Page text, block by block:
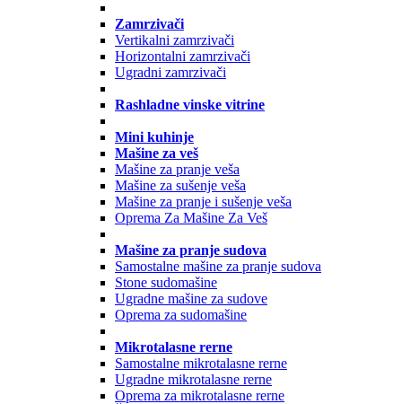
Zamrzivači
Vertikalni zamrzivači
Horizontalni zamrzivači
Ugradni zamrzivači
Rashladne vinske vitrine
Mini kuhinje
Mašine za veš
Mašine za pranje veša
Mašine za sušenje veša
Mašine za pranje i sušenje veša
Oprema Za Mašine Za Veš
Mašine za pranje sudova
Samostalne mašine za pranje sudova
Stone sudomašine
Ugradne mašine za sudove
Oprema za sudomašine
Mikrotalasne rerne
Samostalne mikrotalasne rerne
Ugradne mikrotalasne rerne
Oprema za mikrotalasne rerne